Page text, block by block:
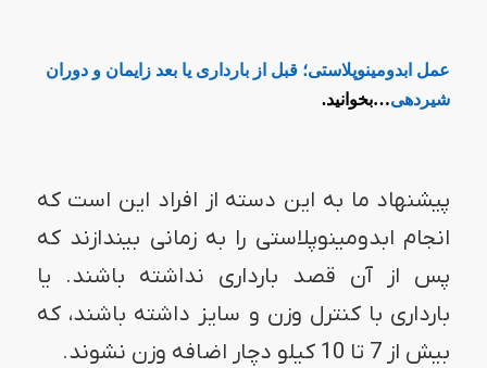
عمل ابدومینوپلاستی؛ قبل از بارداری یا بعد زایمان و دوران
شیردهی…بخوانید.
پیشنهاد ما به این دسته از افراد این است که
انجام ابدومینوپلاستی را به زمانی بیندازند که
پس از آن قصد بارداری نداشته باشند. یا
بارداری با کنترل وزن و سایز داشته باشند، که
بیش از 7 تا 10 کیلو دچار اضافه وزن نشوند.